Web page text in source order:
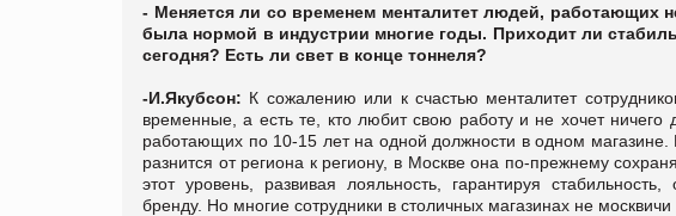
- Меняется ли со временем менталитет людей, работающих
была нормой в индустрии многие годы. Приходит ли
сегодня? Есть ли свет в конце тоннеля?
-И.Якубсон: К сожалению или к счастью менталитет
временные, а есть те, кто любит свою работу и не хочет
работающих по 10-15 лет на одной должности в одном магазине.
разнится от региона к региону, в Москве она по-прежнему
этот уровень, развивая лояльность, гарантируя
бренду. Но многие сотрудники в столичных магазинах не